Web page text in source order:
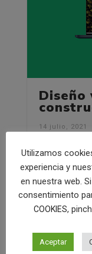
Diseño
14 julio, 2021
Utilizamos
experiencia y
en nuestra web.
consentimiento
COOKIES,
Aceptar